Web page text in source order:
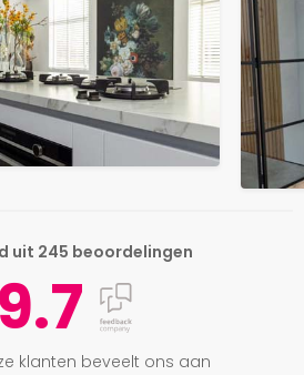
uit 245 beoordelingen
9.7
klanten beveelt ons aan